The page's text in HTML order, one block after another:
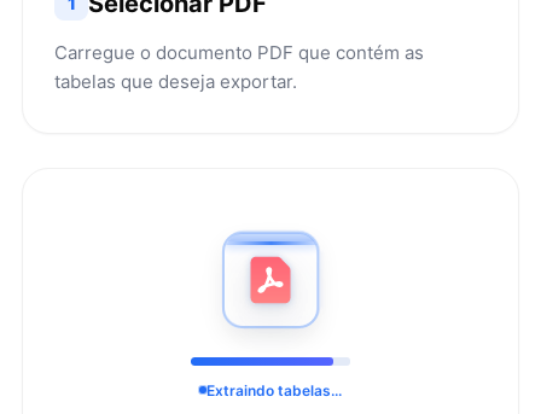
Carregue o documento PDF que contém as
tabelas que deseja exportar.
Extraindo tabelas...